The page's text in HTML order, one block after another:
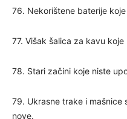
76. Nekorištene baterije
77. Višak šalica za kavu
78. Stari začini koje niste
79. Ukrasne trake i
nove.